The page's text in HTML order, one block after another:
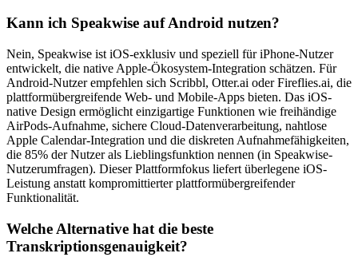
Kann ich Speakwise auf Android nutzen?
Nein, Speakwise ist iOS-exklusiv und speziell für iPhone-Nutzer
entwickelt, die native Apple-Ökosystem-Integration schätzen. Für
Android-Nutzer empfehlen sich Scribbl, Otter.ai oder Fireflies.ai, die
plattformübergreifende Web- und Mobile-Apps bieten. Das iOS-
native Design ermöglicht einzigartige Funktionen wie freihändige
AirPods-Aufnahme, sichere Cloud-Datenverarbeitung, nahtlose
Apple Calendar-Integration und die diskreten Aufnahmefähigkeiten,
die 85% der Nutzer als Lieblingsfunktion nennen (in Speakwise-
Nutzerumfragen). Dieser Plattformfokus liefert überlegene iOS-
Leistung anstatt kompromittierter plattformübergreifender
Funktionalität.
Welche Alternative hat die beste
Transkriptionsgenauigkeit?